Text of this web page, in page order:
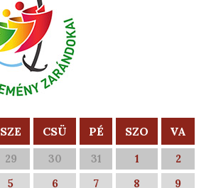
SZE CSÜ PÉ SZO VA
29 30 31 1
2
5 6 7 8
9